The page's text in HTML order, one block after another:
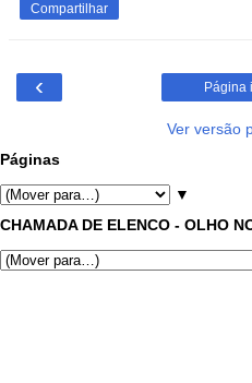
Compartilhar
‹ Página
Ver versão
Páginas
▼
CHAMADA DE ELENCO - OLHO